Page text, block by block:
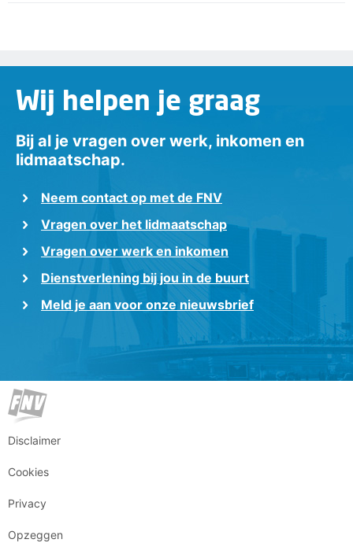
Wij helpen je graag
Bij al je vragen over werk, inkomen en
lidmaatschap.
Neem contact op met de FNV
Vragen over het lidmaatschap
Vragen over werk en inkomen
Dienstverlening bij jou in de buurt
Meld je aan voor onze nieuwsbrief
Disclaimer
Cookies
Privacy
Opzeggen